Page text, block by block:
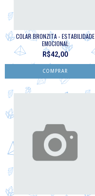
COLAR BRONZITA - ESTABILIDADE
EMOCIONAL
R$42,00